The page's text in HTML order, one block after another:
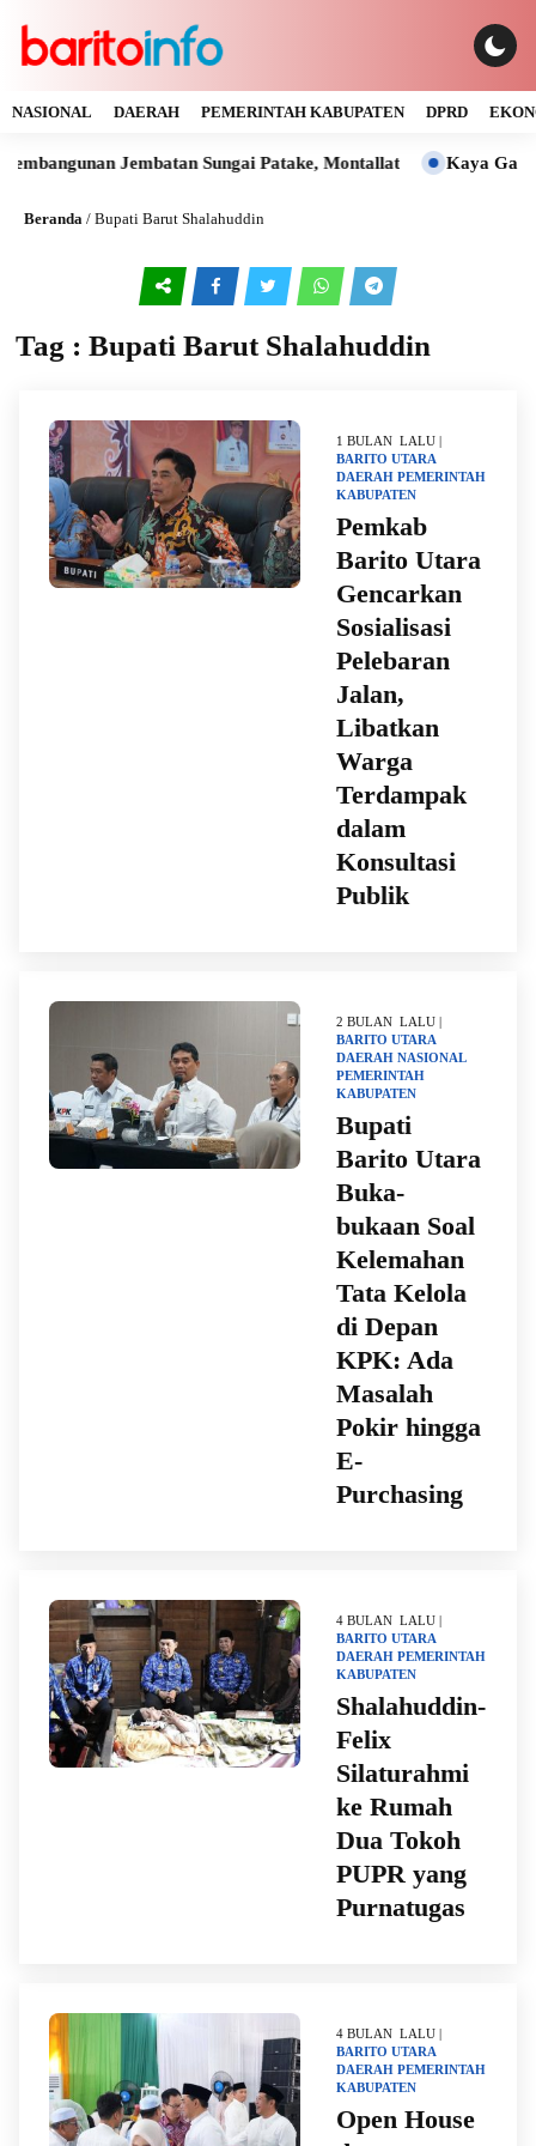
NASIONAL DAERAH PEMERINTAH KABUPATEN DPRD
Jembatan Sungai Patake, Montallat Kaya Gas dan
Beranda / Bupati Barut Shalahuddin
Tag : Bupati Barut Shalahuddin
1 BULAN LALU |
BARITO UTARA
DAERAH PEMERINTAH
KABUPATEN
Pemkab
Barito Utara
Gencarkan
Sosialisasi
Pelebaran
Jalan,
Libatkan
Warga
Terdampak
dalam
Konsultasi
Publik
2 BULAN LALU |
BARITO UTARA
DAERAH NASIONAL
PEMERINTAH
KABUPATEN
Bupati
Barito Utara
Buka-
bukaan Soal
Kelemahan
Tata Kelola
di Depan
KPK: Ada
Masalah
Pokir hingga
E-
Purchasing
4 BULAN LALU |
BARITO UTARA
DAERAH PEMERINTAH
KABUPATEN
Shalahuddin-
Felix
Silaturahmi
ke Rumah
Dua Tokoh
PUPR yang
Purnatugas
4 BULAN LALU |
BARITO UTARA
DAERAH PEMERINTAH
KABUPATEN
Open House